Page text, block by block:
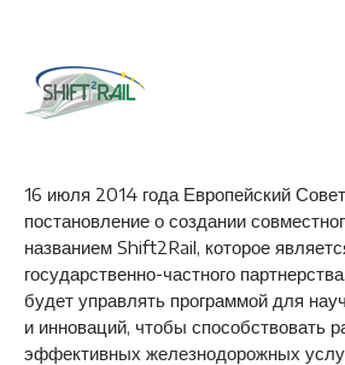
16 июля 2014 года Европейский
постановление о создании
названием Shift2Rail, которое
государственно-частного
будет управлять программой для
и инноваций, чтобы способствовать
эффективных железнодорожных